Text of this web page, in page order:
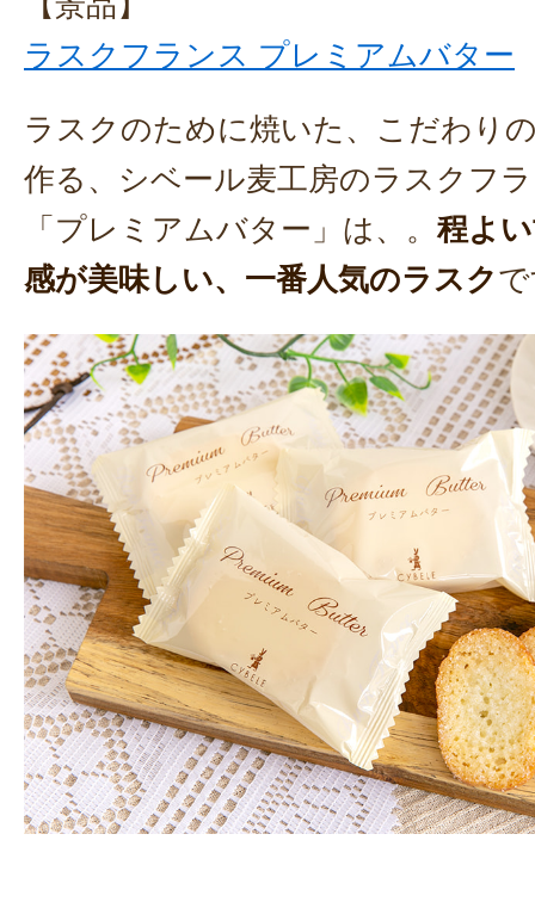
ラスクフランス プレミアムバター
ラスクのために焼いた、こだわり
作る、シベール麦工房のラスクフ
「プレミアムバター」は、。 程よ
感が美味しい、一番人気のラスク